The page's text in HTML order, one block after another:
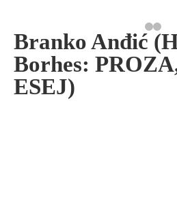
Branko Anđić
Borhes:
ESEJ)